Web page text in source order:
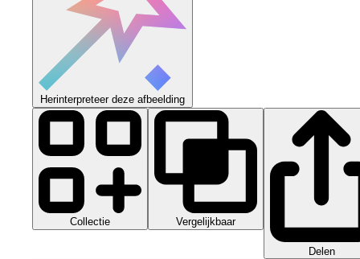
Herinterpreteer deze afbeelding
Collectie Vergelijkbaar
Delen